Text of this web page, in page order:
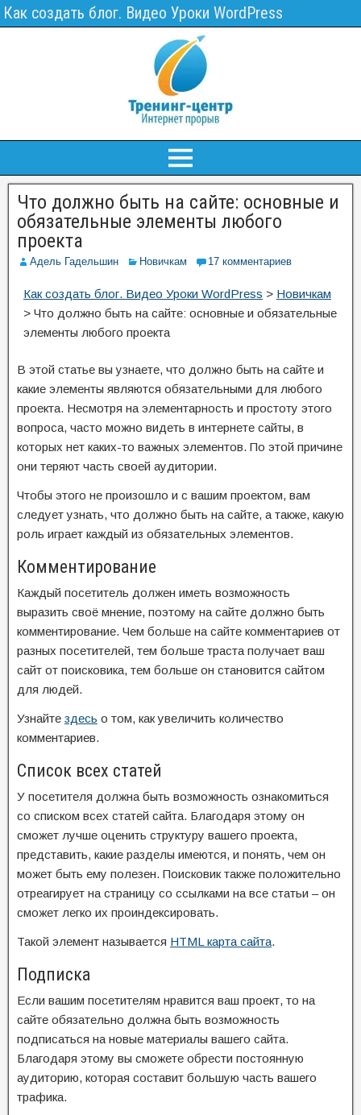
Как создать блог. Видео Уроки WordPress
Что должно быть на сайте: основные и
обязательные элементы любого
проекта
Адель Гадельшин Новичкам 17 комментариев
Как создать блог. Видео Уроки WordPress > Новичкам
> Что должно быть на сайте: основные и обязательные
элементы любого проекта
В этой статье вы узнаете, что должно быть на сайте и
какие элементы являются обязательными для любого
проекта. Несмотря на элементарность и простоту этого
вопроса, часто можно видеть в интернете сайты, в
которых нет каких-то важных элементов. По этой причине
они теряют часть своей аудитории.
Чтобы этого не произошло и с вашим проектом, вам
следует узнать, что должно быть на сайте, а также, какую
роль играет каждый из обязательных элементов.
Комментирование
Каждый посетитель должен иметь возможность
выразить своё мнение, поэтому на сайте должно быть
комментирование. Чем больше на сайте комментариев от
разных посетителей, тем больше траста получает ваш
сайт от поисковика, тем больше он становится сайтом
для людей.
Узнайте здесь о том, как увеличить количество
комментариев.
Список всех статей
У посетителя должна быть возможность ознакомиться
со списком всех статей сайта. Благодаря этому он
сможет лучше оценить структуру вашего проекта,
представить, какие разделы имеются, и понять, чем он
может быть ему полезен. Поисковик также положительно
отреагирует на страницу со ссылками на все статьи – он
сможет легко их проиндексировать.
Такой элемент называется HTML карта сайта.
Подписка
Если вашим посетителям нравится ваш проект, то на
сайте обязательно должна быть возможность
подписаться на новые материалы вашего сайта.
Благодаря этому вы сможете обрести постоянную
аудиторию, которая составит большую часть вашего
трафика.